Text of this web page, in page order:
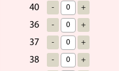
40 - +
36 - +
37 - +
38 - +